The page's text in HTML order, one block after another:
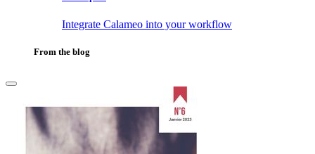
Integrate Calameo into your workflow
From the blog